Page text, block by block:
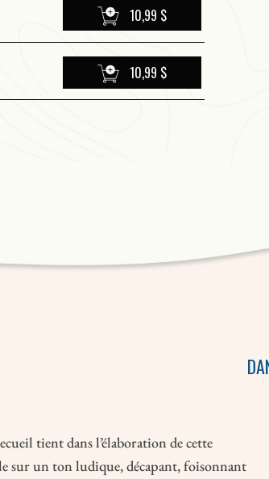
10,99 $
10,99 $
tient dans l’élaboration de cette
sur un ton ludique, décapant, foisonnant